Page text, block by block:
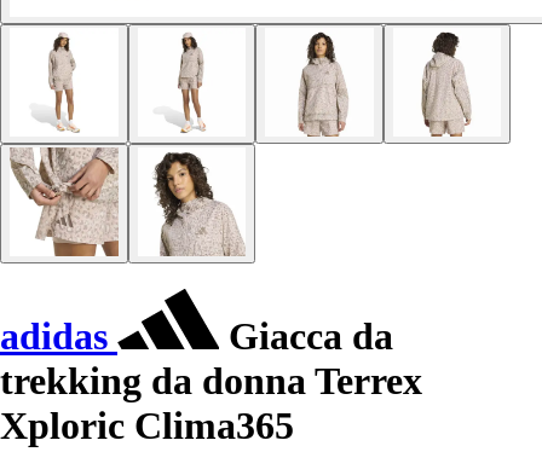
adidas
Giacca da
trekking da donna Terrex
Xploric Clima365